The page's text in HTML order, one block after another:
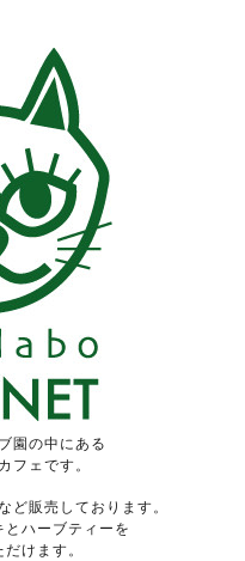
園の中にある
フェです。
ど販売しております。
ハーブティーを
けます。